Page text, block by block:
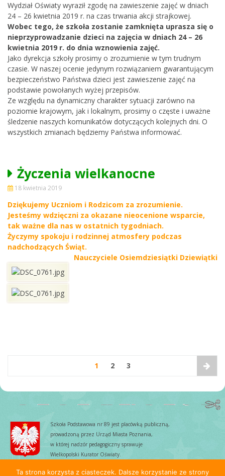
Wydział Oświaty wyraził zgodę na zawieszenie zajęć w dniach
24 – 26 kwietnia 2019 r. na czas trwania akcji strajkowej.
Wobec tego, że szkoła zostanie zamknięta uprasza się o
nieprzyprowadzanie dzieci na zajęcia w dniach 24 – 26
kwietnia 2019 r. do dnia wznowienia zajęć.
Jako dyrekcja szkoły prosimy o zrozumienie w tym trudnym
czasie. W naszej ocenie jedynym rozwiązaniem gwarantującym
bezpieczeństwo Państwa dzieci jest zawieszenie zajęć na
podstawie powołanych wyżej przepisów.
Ze względu na dynamiczny charakter sytuacji zarówno na
poziomie krajowym, jak i lokalnym, prosimy o częste i uważne
śledzenie naszych komunikatów dotyczących kolejnych dni. O
wszystkich zmianach będziemy Państwa informować.
Życzenia wielkanocne
18 kwietnia 2019
Dziękujemy Uczniom i Rodzicom za zrozumienie.
Jesteśmy wdzięczni za okazane nieocenione wsparcie,
tak ważne dla nas w ostatnich tygodniach.
Życzymy spokoju i rodzinnej atmosfery podczas
nadchodzących Świąt.
Nauczyciele Osiemdziesiątki Dziewiątki
1 2 3
Szkoła Podstawowa nr 89 jest placówką publiczną,
prowadzoną przez Urząd Miasta Poznania,
w której nadzór pedagogiczny sprawuje
Wielkopolski Kurator Oświaty.
Ta strona korzysta z ciasteczek. Dalsze korzystanie ze strony